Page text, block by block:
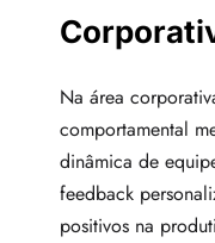
Na área
comportamental
dinâmica de
feedback
positivos na